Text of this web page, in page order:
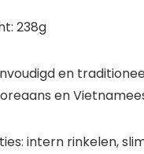
238g
en
en
intern rinkelen,